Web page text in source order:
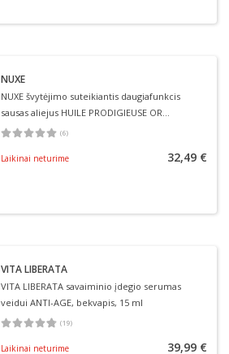
NUXE
NUXE švytėjimo suteikiantis daugiafunkcis
sausas aliejus HUILE PRODIGIEUSE OR
SHIMMERING, 50 ml
(6)
Vidutinis įvertinimas 5.00
Laikinai neturime 32,49 €
VITA LIBERATA
VITA LIBERATA savaiminio įdegio serumas
veidui ANTI-AGE, bekvapis, 15 ml
(19)
Vidutinis įvertinimas 4.74
Laikinai neturime 39,99 €